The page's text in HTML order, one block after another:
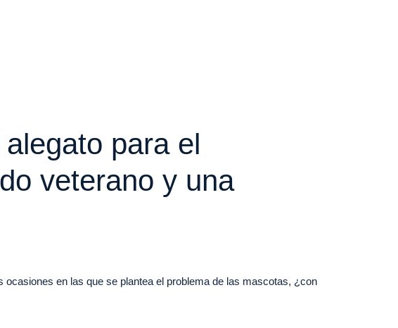
para el
veterano y una
en las que se plantea el problema de las mascotas, ¿con